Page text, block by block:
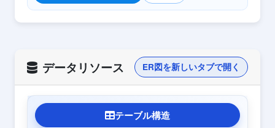
データリソース ER図を新しいタブで開く
テーブル構造